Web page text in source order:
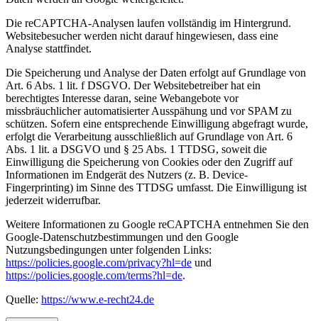
Die reCAPTCHA-Analysen laufen vollständig im Hintergrund.
Websitebesucher werden nicht darauf hingewiesen, dass eine
Analyse stattfindet.
Die Speicherung und Analyse der Daten erfolgt auf Grundlage von
Art. 6 Abs. 1 lit. f DSGVO. Der Websitebetreiber hat ein
berechtigtes Interesse daran, seine Webangebote vor
missbräuchlicher automatisierter Ausspähung und vor SPAM zu
schützen. Sofern eine entsprechende Einwilligung abgefragt wurde,
erfolgt die Verarbeitung ausschließlich auf Grundlage von Art. 6
Abs. 1 lit. a DSGVO und § 25 Abs. 1 TTDSG, soweit die
Einwilligung die Speicherung von Cookies oder den Zugriff auf
Informationen im Endgerät des Nutzers (z. B. Device-
Fingerprinting) im Sinne des TTDSG umfasst. Die Einwilligung ist
jederzeit widerrufbar.
Weitere Informationen zu Google reCAPTCHA entnehmen Sie den
Google-Datenschutzbestimmungen und den Google
Nutzungsbedingungen unter folgenden Links:
https://policies.google.com/privacy?hl=de und
https://policies.google.com/terms?hl=de.
Quelle: https://www.e-recht24.de